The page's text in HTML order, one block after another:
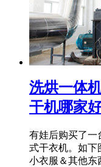
洗烘一体
干机哪家
有娃后购买了一
式干衣机。如下
小衣服＆其他东